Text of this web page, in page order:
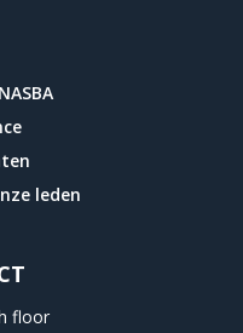
leden
floor